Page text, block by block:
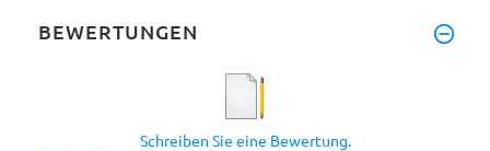
BEWERTUNGEN
Schreiben Sie eine Bewertung.